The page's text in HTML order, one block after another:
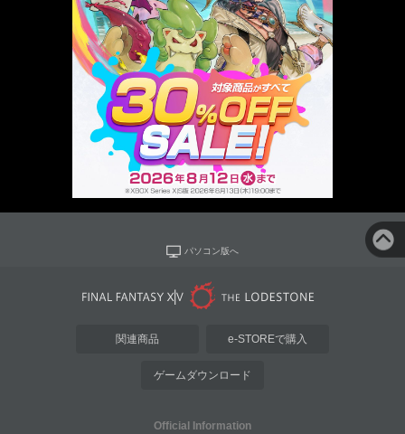
パソコン版へ
関連商品 e-STOREで購入
ゲームダウンロード
Official Information